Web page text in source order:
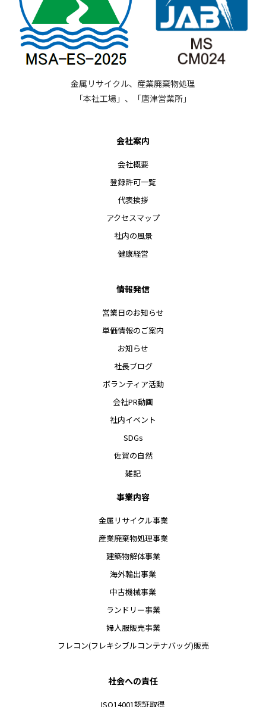
金属リサイクル、産業廃棄物処理
「本社工場」、「唐津営業所」
会社案内
会社概要
登録許可一覧
代表挨拶
アクセスマップ
社内の風景
健康経営
情報発信
営業日のお知らせ
単価情報のご案内
お知らせ
社長ブログ
ボランティア活動
会社PR動画
社内イベント
SDGs
佐賀の自然
雑記
事業内容
金属リサイクル事業
産業廃棄物処理事業
建築物解体事業
海外輸出事業
中古機械事業
ランドリー事業
婦人服販売事業
フレコン(フレキシブルコンテナバッグ)販売
社会への責任
ISO14001認証取得